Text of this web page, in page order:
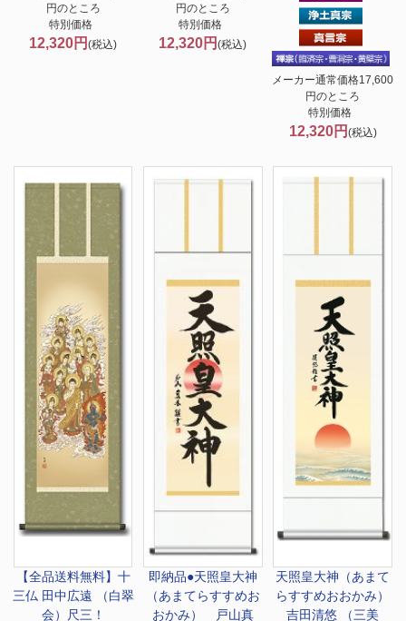
円のところ
特別価格
12,320円(税込)
円のところ
特別価格
12,320円(税込)
メーカー通常価格17,600
円のところ
特別価格
12,320円 (税込)
【全品送料無料】 十
三仏 田中広遠 （白翠
会）尺三！
即納品●天照皇大神
（あまてらすすめお
おかみ） 戸山真
天照皇大神（あまて
らすすめおおかみ）
吉田清悠 （三美